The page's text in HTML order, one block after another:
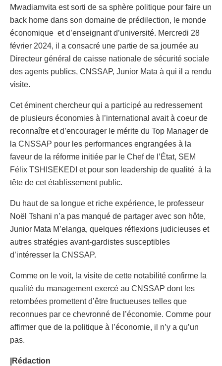
Mwadiamvita est sorti de sa sphère politique pour faire un
back home dans son domaine de prédilection, le monde
économique et d’enseignant d’université. Mercredi 28
février 2024, il a consacré une partie de sa journée au
Directeur général de caisse nationale de sécurité sociale
des agents publics, CNSSAP, Junior Mata à qui il a rendu
visite.
Cet éminent chercheur qui a participé au redressement
de plusieurs économies à l’international avait à coeur de
reconnaître et d’encourager le mérite du Top Manager de
la CNSSAP pour les performances engrangées à la
faveur de la réforme initiée par le Chef de l’État, SEM
Félix TSHISEKEDI et pour son leadership de qualité à la
tête de cet établissement public.
Du haut de sa longue et riche expérience, le professeur
Noël Tshani n’a pas manqué de partager avec son hôte,
Junior Mata M’elanga, quelques réflexions judicieuses et
autres stratégies avant-gardistes susceptibles
d’intéresser la CNSSAP.
Comme on le voit, la visite de cette notabilité confirme la
qualité du management exercé au CNSSAP dont les
retombées promettent d’être fructueuses telles que
reconnues par ce chevronné de l’économie. Comme pour
affirmer que de la politique à l’économie, il n’y a qu’un
pas.
|Rédaction